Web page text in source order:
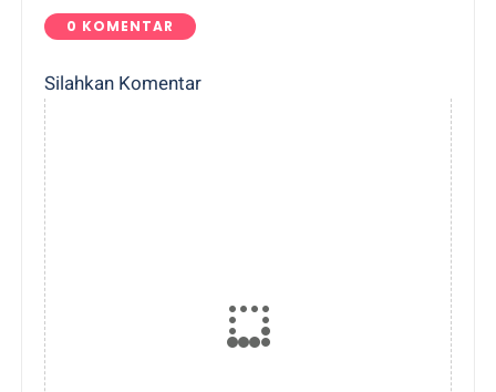
0 KOMENTAR
Silahkan Komentar